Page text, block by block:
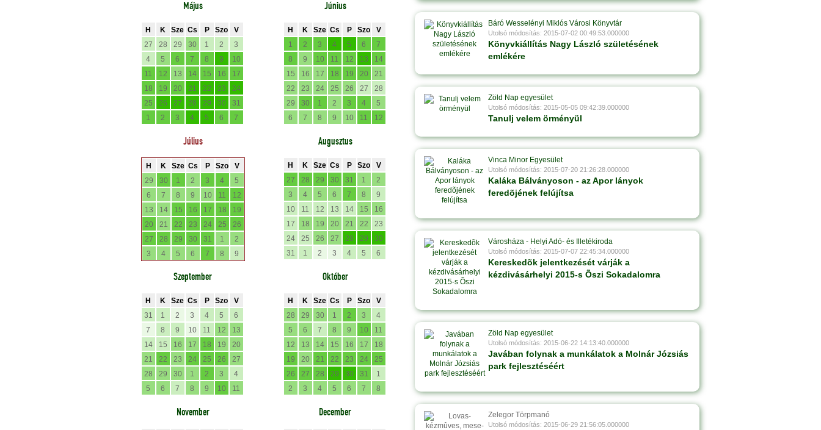
Május
H K Sze Cs P Szo
V
27
28 29 30 1 2
3
4
5 6 7 8 9
10
11
12 13 14 15 16
17
18
19 20 21 22 23
24
25
26 27 28 29 30
31
1
2 3 4 5 6 7
Június
H K Sze Cs P Szo
V
1
2 3 4 5 6
7
8
9 10 11 12 13
14
15
16 17 18 19 20
21
22
23 24 25 26 27
28
29
30 1 2 3 4
5
6
7 8 9 10 11 12
Július
H K Sze Cs P Szo
V
29
30 1 2 3 4
5
6
7 8 9 10 11
12
13
14 15 16 17 18
19
20
21 22 23 24 25
26
27
28 29 30 31 1
2
3
4 5 6 7 8 9
Augusztus
H K Sze Cs P Szo
V
27
28 29 30 31 1
2
3
4 5 6 7 8
9
10
11 12 13 14 15
16
17
18 19 20 21 22
23
24
25 26 27 28 29
30
31
1 2 3 4 5 6
Szeptember
H K Sze Cs P Szo
V
31
1 2 3 4 5
6
7
8 9 10 11 12
13
14
15 16 17 18 19
20
21
22 23 24 25 26
27
28
29 30 1 2 3
4
5
6 7 8 9 10 11
Október
H K Sze Cs P Szo
V
28
29 30 1 2 3
4
5
6 7 8 9 10
11
12
13 14 15 16 17
18
19
20 21 22 23 24
25
26
27 28 29 30 31
1
2
3 4 5 6 7 8
November December
Báró Wesselényi Miklós Városi Könyvtár
Utolsó módosítás: 2015-07-02 00:49:53.000000
Könyvkiállítás Nagy László születésének
emlékére
Zöld Nap egyesület
Utolsó módosítás: 2015-05-05 09:42:39.000000
Tanulj velem örményül
Vinca Minor Egyesület
Utolsó módosítás: 2015-07-20 21:26:28.000000
Kaláka Bálványoson - az Apor lányok
feredõjének felújítsa
Városháza - Helyi Adó- és Illetékiroda
Utolsó módosítás: 2015-07-07 22:45:34.000000
Kereskedõk jelentkezését várják a
kézdivásárhelyi 2015-s Õszi Sokadalomra
Zöld Nap egyesület
Utolsó módosítás: 2015-06-22 14:13:40.000000
Javában folynak a munkálatok a Molnár Józsiás
park fejlesztéséért
Zelegor Törpmanó
Utolsó módosítás: 2015-06-29 21:56:05.000000